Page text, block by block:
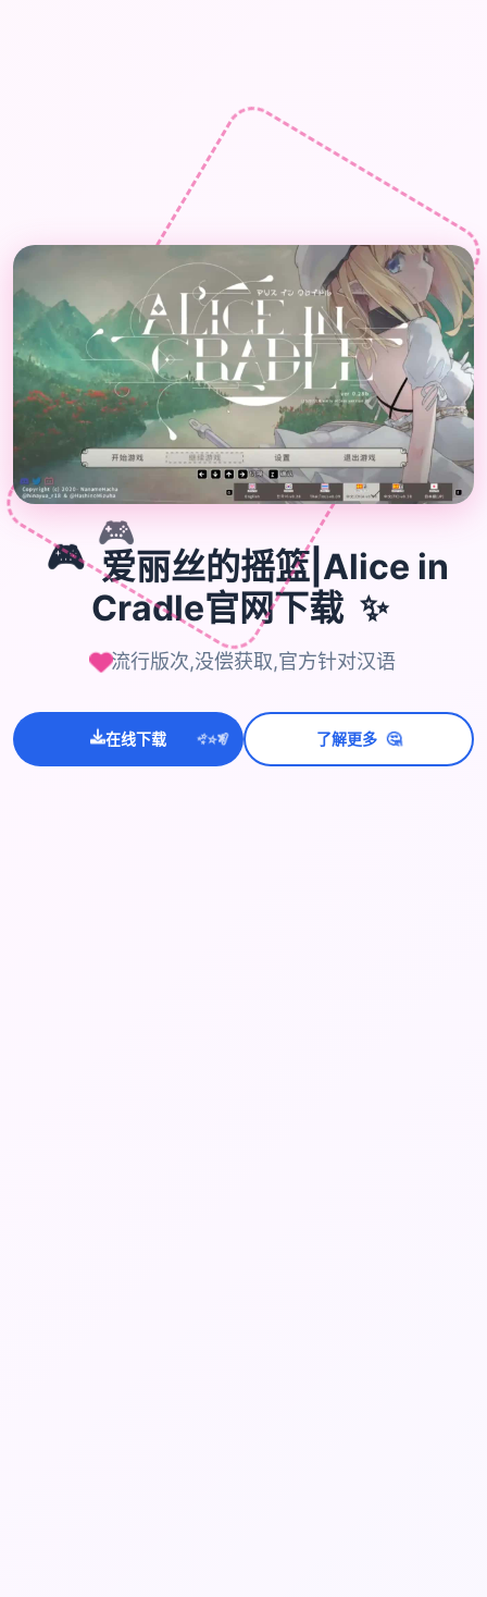
🎮
🎮 爱丽丝的摇篮|Alice in
Cradle官网下载 ✨
流行版次,没偿获取,官方针对汉语
在线下载 ✨⭐💫 了解更多 🤔